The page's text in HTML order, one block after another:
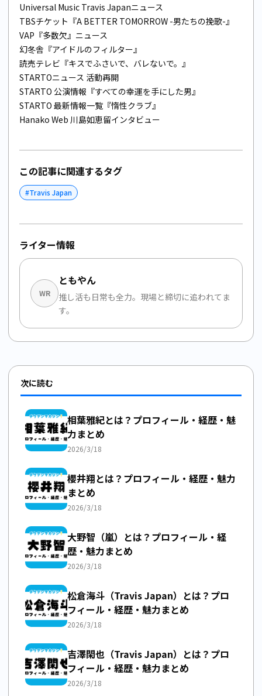
Universal Music Travis Japanニュース
TBSチケット『A BETTER TOMORROW -男たちの挽歌-』
VAP『多数欠』ニュース
幻冬舎『アイドルのフィルター』
読売テレビ『キスでふさいで、バレないで。』
STARTOニュース 活動再開
STARTO 公演情報『すべての幸運を手にした男』
STARTO 最新情報一覧『惰性クラブ』
Hanako Web 川島如恵留インタビュー
この記事に関連するタグ
#Travis Japan
ライター情報
WR
ともやん
推し活も日常も全力。現場と締切に追われてま
す。
次に読む
相葉雅紀とは？プロフィール・経歴・魅
力まとめ
2026/3/18
櫻井翔とは？プロフィール・経歴・魅力
まとめ
2026/3/18
大野智（嵐）とは？プロフィール・経
歴・魅力まとめ
2026/3/18
松倉海斗（Travis Japan）とは？プロ
フィール・経歴・魅力まとめ
2026/3/18
吉澤閑也（Travis Japan）とは？プロ
フィール・経歴・魅力まとめ
2026/3/18